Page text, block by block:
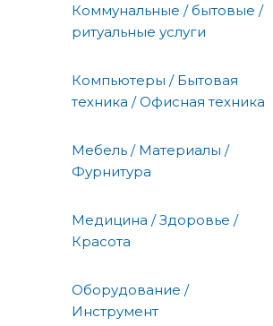
Коммунальные / бытовые /
ритуальные услуги
Компьютеры / Бытовая
техника / Офисная техника
Мебель / Материалы /
Фурнитура
Медицина / Здоровье /
Красота
Оборудование /
Инструмент